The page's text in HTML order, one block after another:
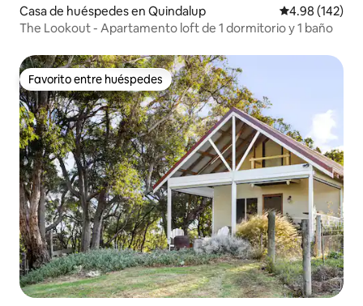
Casa de huéspedes en Quindalup Calificación
4.98 (142)
The Lookout - Apartamento loft de 1 dormitorio y 1 baño
Favorito entre huéspedes
Favorito entre huéspedes